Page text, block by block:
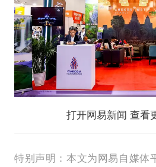
打开网易新闻 查看
特别声明：本文为网易自媒体